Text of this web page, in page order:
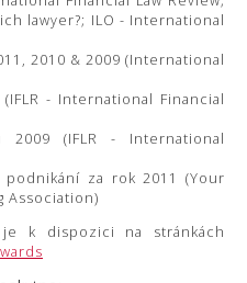
lawyer?; ILO - International
2010 & 2009 (International
- International Financial
2009 (IFLR - International
za rok 2011 (Your
Association)
k dispozici na stránkách